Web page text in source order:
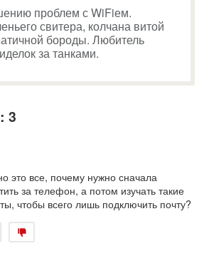
проблем с WiFiем.
свитера, колчана витой
бороды. Любитель
за танками.
3
это все, почему нужно сначала
за телефон, а потом изучать такие
чтобы всего лишь подключить почту?